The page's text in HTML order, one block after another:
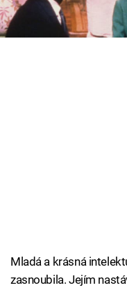
Cool Esport
V pátek od 20.00
Mladá a krásná
zasnoubila. Jejím